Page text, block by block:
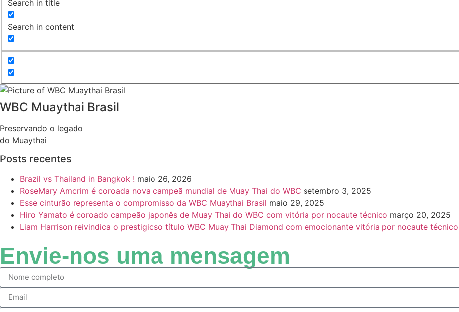
Search in title
Search in content
WBC Muaythai Brasil
Preservando o legado
do Muaythai
Posts recentes
Brazil vs Thailand in Bangkok ! maio 26, 2026
RoseMary Amorim é coroada nova campeã mundial de Muay Thai do WBC setembro 3, 2025
Esse cinturão representa o compromisso da WBC Muaythai Brasil maio 29, 2025
Hiro Yamato é coroado campeão japonês de Muay Thai do WBC com vitória por nocaute técnico março 20, 2025
Liam Harrison reivindica o prestigioso título WBC Muay Thai Diamond com emocionante vitória por nocaute técnico
Envie-nos uma mensagem